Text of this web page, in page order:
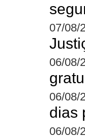
07/08/
06/08/
06/08/
dias
06/08/